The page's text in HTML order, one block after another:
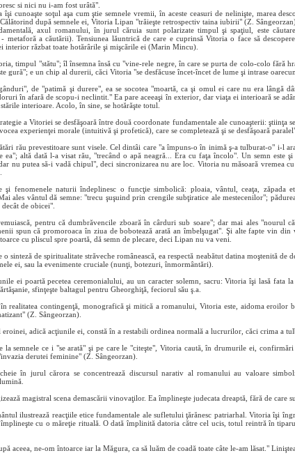
si nici nu i-am fost urâtă".
îşi cunoaşte soţul aşa cum ştie semnele vremii, în aceste ceasuri de nelinişte, marea
după semnele ei, Vitoria Lipan "trăieşte retrospectiv taina iubirii" (Z.
axul romanului, în jurul căruia sunt polarizate timpul şi spaţiul, este
metaforă a căutării). Tensiunea lăuntrică de care e cuprinsă Vitoria o face să
interior răzbat toate hotărârile şi mişcările ei (Marin Mincu).
timpul "stătu"; îl însemna însă cu "vine-rele negre, în care se purta de colo-colo fără
gură"; e un chip al durerii, căci Vitoria "se desfăcuse încet-încet de lume şi intrase
de "patimă şi durere", ea se socotea "moartă, ca şi omul ei care nu era lângă
în afară de scopu-i neclintit." Ea pare aceeaşi în exterior, dar viaţa ei interioară se
interioare. Acolo, în sine, se hotărăşte totul.
a Vitoriei se desfăşoară între două coordonate fundamentale ale cunoaşterii: ştiinţa
experienţei morale (intuitivă şi profetică), care se completează şi se desfăşoară
rău prevestitoare sunt visele. Cel dintâi care "a împuns-o în inimă ş-a tulburat-o" i-l
ea"; altă dată l-a visat rău, "trecând o apă neagră... Era cu faţa încolo". Un semn este
nu putea să-i vadă chipul", deci sincronizarea nu are loc. Vitoria nu măsoară vremea
şi fenomenele naturii îndeplinesc o funcţie simbolică: ploaia, vântul, ceaţa, zăpada
ales vântul dă semne: "trecu şuşuind prin crengile subţiratice ale mestecenilor";
de obicei".
pentru că dumbrăvencile zboară în cârduri sub soare"; dar mai ales "nourul
spun că promoroaca în ziua de bobotează arată an îmbelşugat". Şi alte fapte vin din
cu pliscul spre poartă, dă semn de plecare, deci Lipan nu va veni.
o sinteză de spiritualitate străveche românească, ea respectă neabătut datina moştenită de
ei, sau la evenimente cruciale (nunţi, botezuri, înmormântări).
ei poartă pecetea ceremonialului, au un caracter solemn, sacru: Vitoria îşi lasă fata
sfinţeşte baltagul pentru Gheorghiţă, feciorul său ş.a.
în realitatea contingenţă, monografică şi mitică a romanului, Vitoria este, aidoma eroilor
(Z. Sângeorzan).
adică acţiunile ei, constă în a restabili ordinea normală a lucrurilor, căci crima a
la semnele ce i "se arată" şi pe care le "citeşte", Vitoria caută, în drumurile ei,
derutei feminine" (Z. Sângeorzan).
în jurul cărora se concentrează discursul narativ al romanului au valoare
magistral scena demascării vinovaţilor. Ea împlineşte judecata dreaptă, fără de care
ilustrează reacţiile etice fundamentale ale sufletului ţărănesc patriarhal. Vitoria îşi
cu o măreţie rituală. O dată împlinită datoria către cel ucis, totul reintră în
aceea, ne-om întoarce iar la Măgura, ca să luăm de coadă toate câte le-am lăsat."